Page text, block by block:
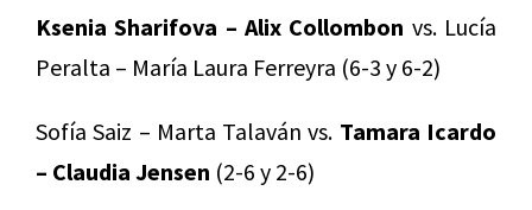
Ksenia Sharifova – Alix Collombon vs. Lucía
Peralta – María Laura Ferreyra (6-3 y 6-2)
Sofía Saiz – Marta Talaván vs. Tamara Icardo
– Claudia Jensen (2-6 y 2-6)